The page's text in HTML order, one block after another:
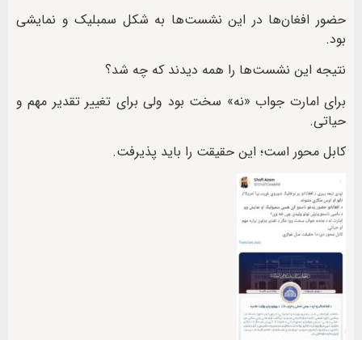
حضور افغان‌ها در این نشست‌ها به شکل سمبلیک و نمایشی
بود.
نتیجه این نشست‌ها را همه دیدند که چه شد؟
برای امارت جواب «نه» سخت بود ولی برای تغییر تقدیر مهم و
حیاتی.
کابل محور است؛ این حقیقت را باید پذیرفت.